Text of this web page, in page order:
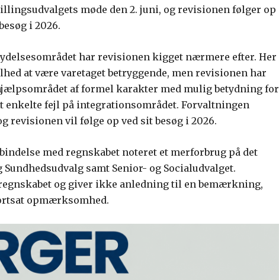
møde den 2. juni, og revisionen følger op
i 2026.
har revisionen kigget nærmere efter. Her
at være varetaget betryggende, men revisionen har
af formel karakter med mulig betydning for
enkelte fejl på integrationsområdet. Forvaltningen
revisionen vil følge op ved sit besøg i 2026.
med regnskabet noteret et merforbrug på det
samt Senior- og Socialudvalget.
og giver ikke anledning til en bemærkning,
opmærksomhed.